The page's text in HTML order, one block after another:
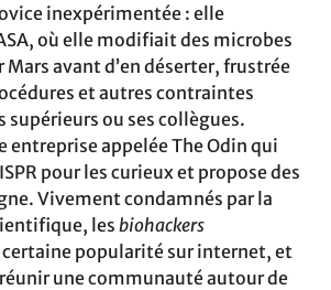
inexpérimentée : elle
où elle modifiait des microbes
avant d’en déserter, frustrée
et autres contraintes
supérieurs ou ses collègues.
entreprise appelée The Odin qui
pour les curieux et propose des
Vivement condamnés par la
lesbiohackers
popularité sur internet, et
une communauté autour de